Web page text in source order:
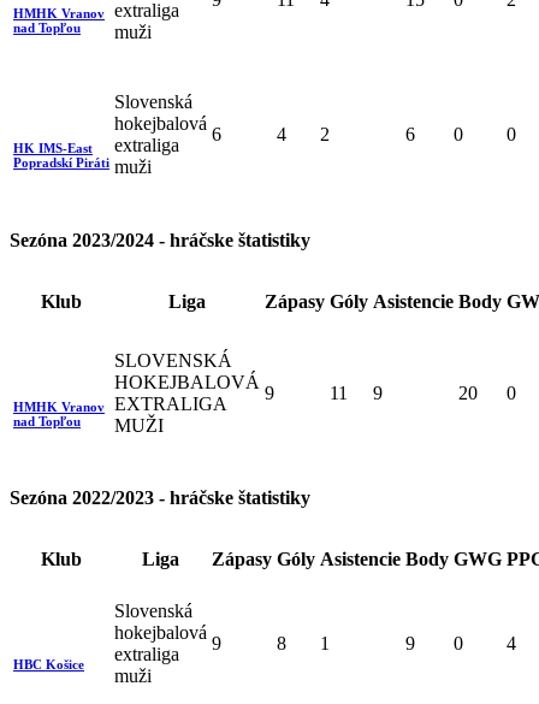
HMHK Vranov
nad Topľou
extraliga
muži
HK IMS-East
Popradskí Piráti
Slovenská
hokejbalová
extraliga
muži
6 4 2 6 0 0
Sezóna 2023/2024 - hráčske štatistiky
Klub Liga Zápasy Góly Asistencie Body
HMHK Vranov
nad Topľou
SLOVENSKÁ
HOKEJBALOVÁ
EXTRALIGA
MUŽI
9 11 9 20 0
Sezóna 2022/2023 - hráčske štatistiky
Klub Liga Zápasy Góly Asistencie Body GWG
HBC Košice
Slovenská
hokejbalová
extraliga
muži
9 8 1 9 0 4